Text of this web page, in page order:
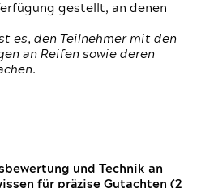
gestellt, an denen
es, den Teilnehmer mit den
an Reifen sowie deren
und Technik an
für präzise Gutachten (2